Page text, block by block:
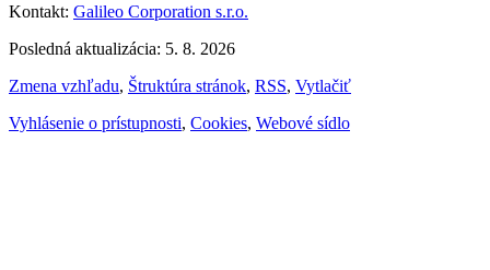
Kontakt: Galileo Corporation s.r.o.
Posledná aktualizácia: 5. 8. 2026
Zmena vzhľadu, Štruktúra stránok, RSS, Vytlačiť
Vyhlásenie o prístupnosti, Cookies, Webové sídlo